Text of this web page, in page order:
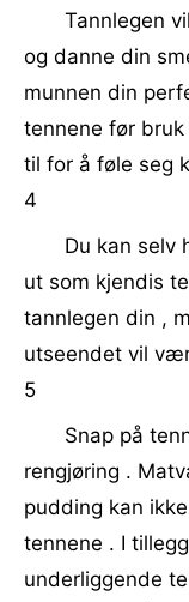
Tannlegen
og danne din
munnen din
tennene før
til for å føle seg
4
Du kan selv
ut som kjendis
tannlegen din ,
utseendet vil
5
Snap på
rengjøring .
pudding kan
tennene . I
underliggende